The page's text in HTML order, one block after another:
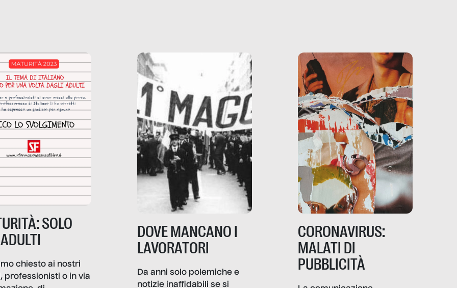
la nostra vita
come.
SOLO
chiesto ai nostri
professionisti o in via
DOVE MANCANO I
LAVORATORI
Da anni solo polemiche e
notizie inaffidabili se si
CORONAVIRUS:
MALATI DI
PUBBLICITÀ